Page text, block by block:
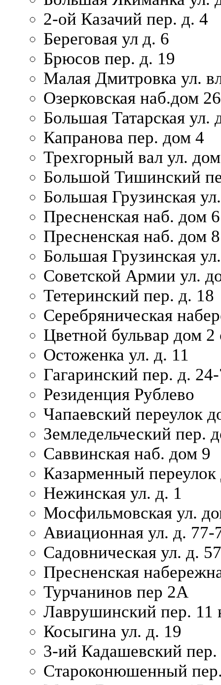
2-ой Казачий пер. д. 4
Береговая ул д. 6
Брюсов пер. д. 19
Малая Дмитровка ул.
Озерковская наб.дом 26
Большая Татарская ул.
Капранова пер. дом 4
Трехгорный вал ул.
Большой Тишинский
Большая Грузинская
Пресненская наб. дом
Пресненская наб. дом 8
Большая Грузинская
Советской Армии ул.
Тетеринский пер. д. 18
Серебряническая
Цветной бульвар дом 2
Остоженка ул. д. 11
Гагаринский пер. д.
Резиденция Рублево
Чапаевский переулок
Земледельческий пер.
Саввинская наб. дом 9
Казарменный переулок
Нежинская ул. д. 1
Мосфильмовская ул.
Авиационная ул. д. 77-
Садовническая ул. д.
Пресненская
Турчанинов пер 2А
Лаврушинский пер. 11
Косыгина ул. д. 19
3-ий Кадашевский пер.
Староконюшенный